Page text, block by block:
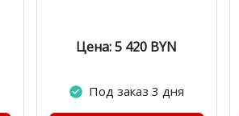
Цена: 5 420 BYN
Под заказ 3 дня